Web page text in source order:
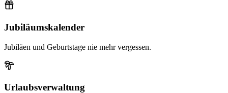
Jubiläumskalender
Jubiläen und Geburtstage nie mehr vergessen.
Urlaubsverwaltung